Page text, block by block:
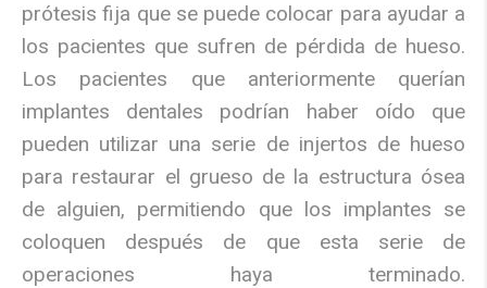
prótesis fija que se puede colocar para ayudar a
los pacientes que sufren de pérdida de hueso.
Los pacientes que anteriormente querían
implantes dentales podrían haber oído que
pueden utilizar una serie de injertos de hueso
para restaurar el grueso de la estructura ósea
de alguien, permitiendo que los implantes se
coloquen después de que esta serie de
operaciones haya terminado.